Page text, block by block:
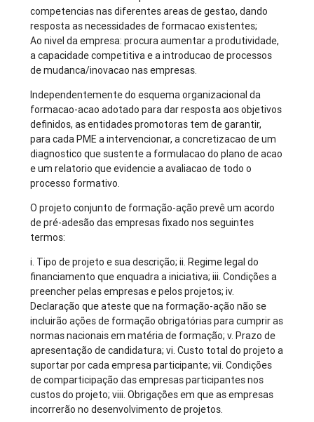
competencias nas diferentes areas de gestao, dando
resposta as necessidades de formacao existentes;
Ao nivel da empresa: procura aumentar a produtividade,
a capacidade competitiva e a introducao de processos
de mudanca/inovacao nas empresas.
Independentemente do esquema organizacional da
formacao-acao adotado para dar resposta aos objetivos
definidos, as entidades promotoras tem de garantir,
para cada PME a intervencionar, a concretizacao de um
diagnostico que sustente a formulacao do plano de acao
e um relatorio que evidencie a avaliacao de todo o
processo formativo.
O projeto conjunto de formação-ação prevê um acordo
de pré-adesão das empresas fixado nos seguintes
termos:
i. Tipo de projeto e sua descrição; ii. Regime legal do
financiamento que enquadra a iniciativa; iii. Condições a
preencher pelas empresas e pelos projetos; iv.
Declaração que ateste que na formação-ação não se
incluirão ações de formação obrigatórias para cumprir as
normas nacionais em matéria de formação; v. Prazo de
apresentação de candidatura; vi. Custo total do projeto a
suportar por cada empresa participante; vii. Condições
de comparticipação das empresas participantes nos
custos do projeto; viii. Obrigações em que as empresas
incorrerão no desenvolvimento de projetos.